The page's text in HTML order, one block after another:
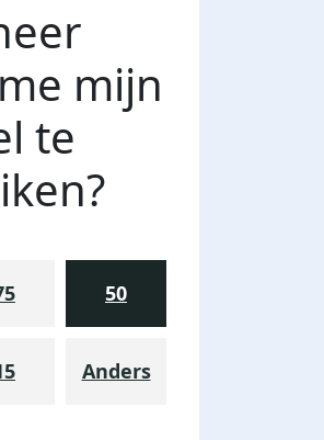
mijn
te
50
Anders